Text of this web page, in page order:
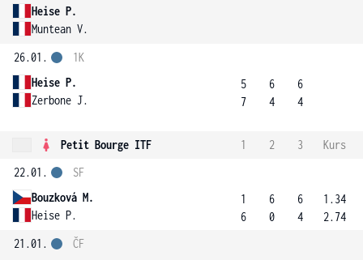
Heise P.
Muntean V.
26.01.
Heise P.
Zerbone J.
1K
5
7
6
4
6
4
Petit Bourge ITF 1 2 3
Kurs
22.01.
Bouzková M.
Heise P.
SF
1
6
6
0
6
4
1.34
2.74
21.01.
ČF